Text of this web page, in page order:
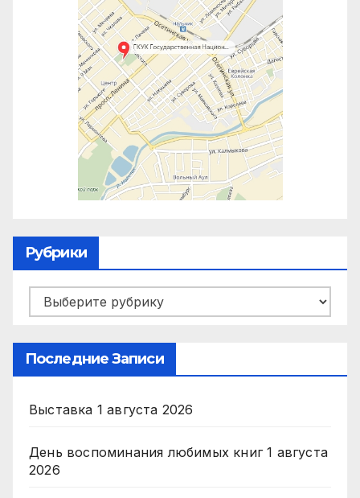
Рубрики
Рубрики
Последние Записи
Выставка 1 августа 2026
День воспоминания любимых книг 1 августа
2026